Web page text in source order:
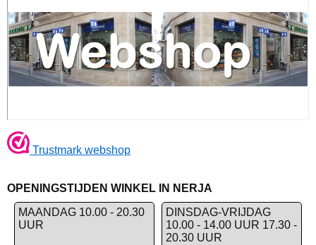
Trustmark webshop
OPENINGSTIJDEN WINKEL IN NERJA
MAANDAG 10.00 - 20.30
UUR
DINSDAG-VRIJDAG
10.00 - 14.00 UUR 17.30 -
20.30 UUR